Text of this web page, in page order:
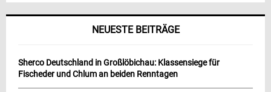
NEUESTE BEITRÄGE
Sherco Deutschland in Großlöbichau: Klassensiege für
Fischeder und Chlum an beiden Renntagen